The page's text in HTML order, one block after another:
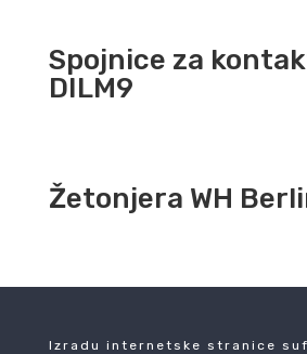
Spojnice za
DILM9
Žetonjera WH
Izradu internetske stranice